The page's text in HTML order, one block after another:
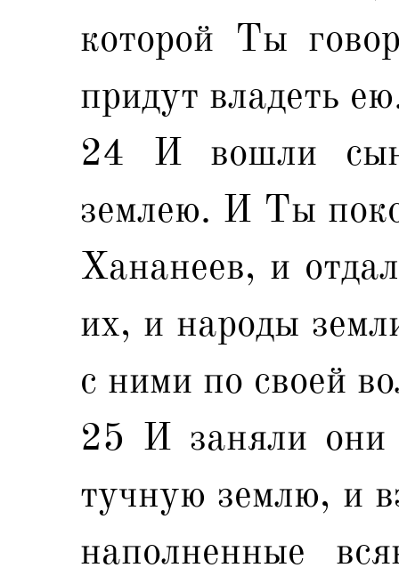
которой Ты
придут владеть
24 И вошли
землею. И Ты
Хананеев, и
их, и народы
с ними по своей
25 И заняли они
тучную землю, и
наполненные